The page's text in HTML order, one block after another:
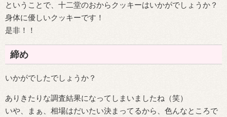
ということで、十二堂のおからクッキーはいかがでしょうか？
身体に優しいクッキーです！
是非！！
締め
いかがでしたでしょうか？
ありきたりな調査結果になってしまいましたね（笑）
いや、まぁ、相場はだいたい決まってるから、色んなところで